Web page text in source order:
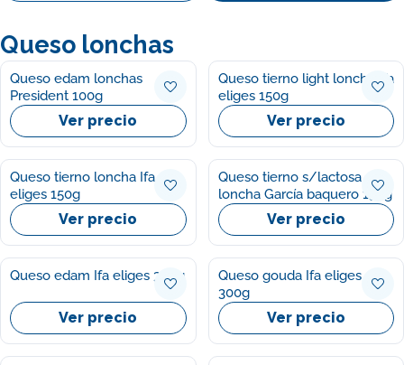
Queso lonchas
Queso edam lonchas
President 100g
Ver precio
Queso tierno light loncha Ifa
eliges 150g
Ver precio
Queso tierno loncha Ifa
eliges 150g
Ver precio
Queso tierno s/lactosa
loncha García baquero 150g
Ver precio
Queso edam Ifa eliges 300g
Ver precio
Queso gouda Ifa eliges
300g
Ver precio